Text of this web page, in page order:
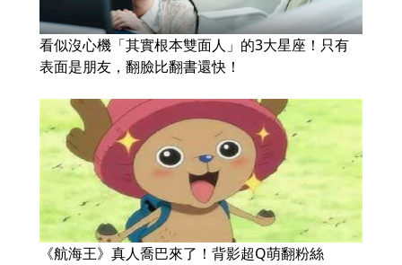
看似沒心機「其實根本雙面人」的3大星座！只有
表面是朋友，翻臉比翻書還快！
《航海王》真人喬巴來了！背影超Q萌翻粉絲